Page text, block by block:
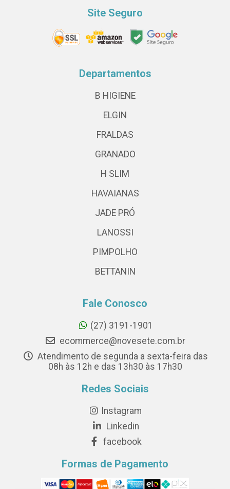
Site Seguro
Departamentos
B HIGIENE
ELGIN
FRALDAS
GRANADO
H SLIM
HAVAIANAS
JADE PRÓ
LANOSSI
PIMPOLHO
BETTANIN
Fale Conosco
(27) 3191-1901
ecommerce@novesete.com.br
Atendimento de segunda a sexta-feira das
08h às 12h e das 13h30 às 17h30
Redes Sociais
Instagram
Linkedin
facebook
Formas de Pagamento